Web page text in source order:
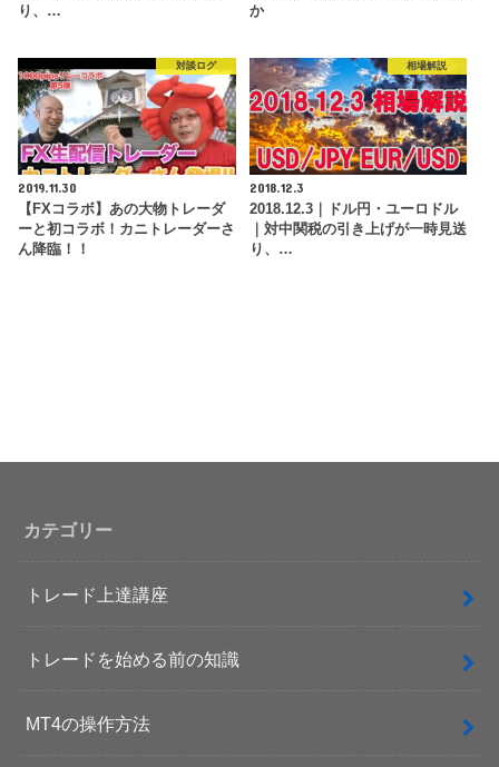
り、…
か
対談ログ
2019.11.30
【FXコラボ】あの大物トレーダ
ーと初コラボ！カニトレーダーさ
ん降臨！！
相場解説
2018.12.3
2018.12.3｜ドル円・ユーロドル
｜対中関税の引き上げが一時見送
り、…
カテゴリー
トレード上達講座
トレードを始める前の知識
MT4の操作方法